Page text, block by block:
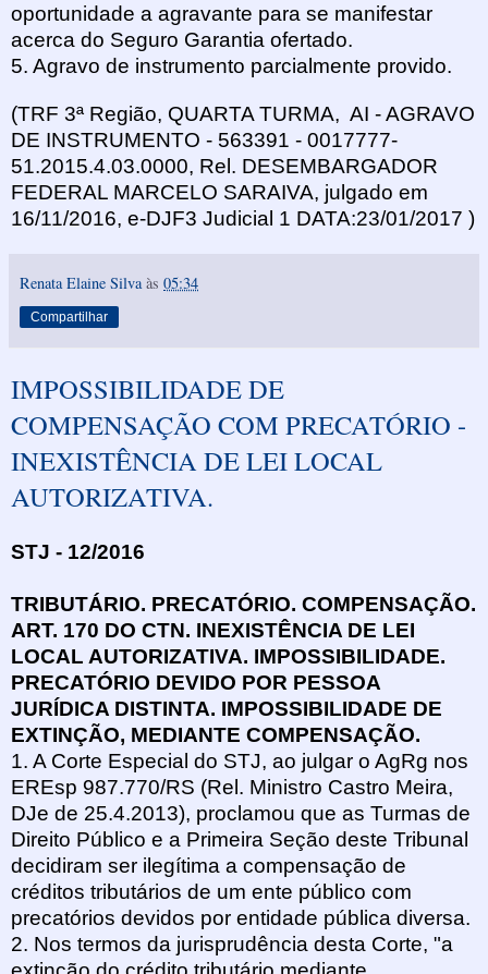
oportunidade a agravante para se manifestar
acerca do Seguro Garantia ofertado.
5. Agravo de instrumento parcialmente provido.
(TRF 3ª Região, QUARTA TURMA, AI - AGRAVO
DE INSTRUMENTO - 563391 - 0017777-
51.2015.4.03.0000, Rel. DESEMBARGADOR
FEDERAL MARCELO SARAIVA, julgado em
16/11/2016, e-DJF3 Judicial 1 DATA:23/01/2017 )
Renata Elaine Silva às 05:34
Compartilhar
IMPOSSIBILIDADE DE
COMPENSAÇÃO COM PRECATÓRIO -
INEXISTÊNCIA DE LEI LOCAL
AUTORIZATIVA.
STJ - 12/2016
TRIBUTÁRIO. PRECATÓRIO. COMPENSAÇÃO.
ART. 170 DO CTN. INEXISTÊNCIA DE LEI
LOCAL AUTORIZATIVA. IMPOSSIBILIDADE.
PRECATÓRIO DEVIDO POR PESSOA
JURÍDICA DISTINTA. IMPOSSIBILIDADE DE
EXTINÇÃO, MEDIANTE COMPENSAÇÃO.
1. A Corte Especial do STJ, ao julgar o AgRg nos
EREsp 987.770/RS (Rel. Ministro Castro Meira,
DJe de 25.4.2013), proclamou que as Turmas de
Direito Público e a Primeira Seção deste Tribunal
decidiram ser ilegítima a compensação de
créditos tributários de um ente público com
precatórios devidos por entidade pública diversa.
2. Nos termos da jurisprudência desta Corte, "a